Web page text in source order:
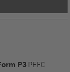
P3 PEFC